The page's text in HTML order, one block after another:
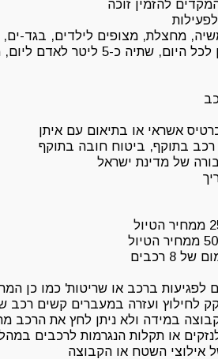
מחצלת, מצופים לילדים, בגד-
בשמש), נעלי הליכה, מזון לכל
אשראי או בתיאום עם איתן
רכב בתוקף, ביטוח חובה בתוקף
של מדינת ישראל
רכבים
לפגיעות ברכב או שריטות' כמו כן
לחילוץ ועזרה במעברים קשים
במידה ולא ניתן לחץ את הרכב
או תקלות הנגרמות לרכבים
אילוצי השטח או הקבוצה